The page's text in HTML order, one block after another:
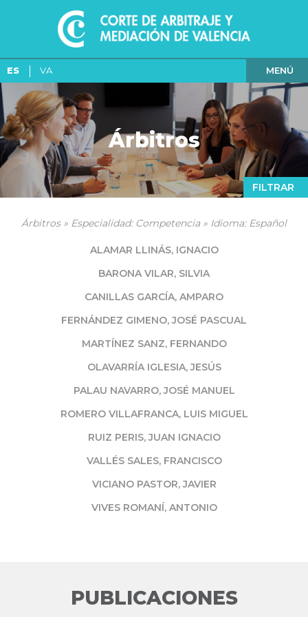
ES VA MENÚ
Árbitros
FILTRAR
Árbitros » Especialidad: Competencia » Idioma: Español
ALAMAR LLINÁS, IGNACIO
BARONA VILAR, SILVIA
CANILLAS GARCÍA, AMPARO
FERNÁNDEZ GIMENO, JOSÉ PASCUAL
MARTÍNEZ SANZ, FERNANDO
OLAVARRÍA IGLESIA, JESÚS
PALAU NAVARRO, JOSÉ MANUEL
ROMERO VILLAFRANCA, LUIS MIGUEL
RUIZ PERIS, JUAN IGNACIO
VALLÉS SALES, FRANCISCO
VICIANO PASTOR, JAVIER
VIVES ROMANÍ, ANTONIO
PUBLICACIONES